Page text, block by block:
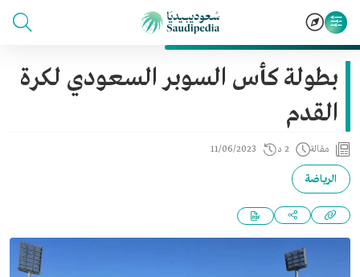
بطولة كأس السوبر السعودي لكرة
القدم
مقالة 2 د 11/06/2023
الرياضة